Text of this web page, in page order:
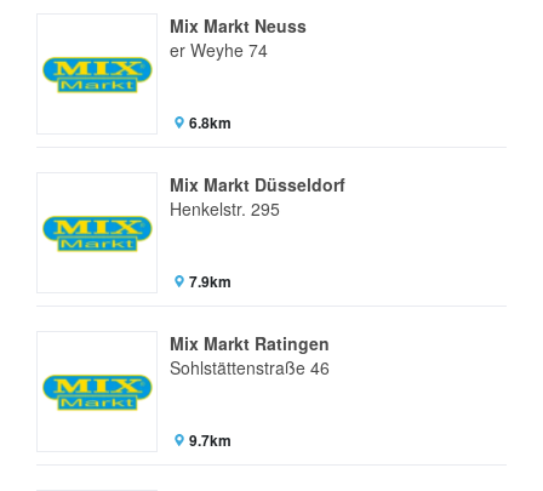
Mix Markt Neuss
er Weyhe 74
6.8km
Mix Markt Düsseldorf
Henkelstr. 295
7.9km
Mix Markt Ratingen
Sohlstättenstraße 46
9.7km